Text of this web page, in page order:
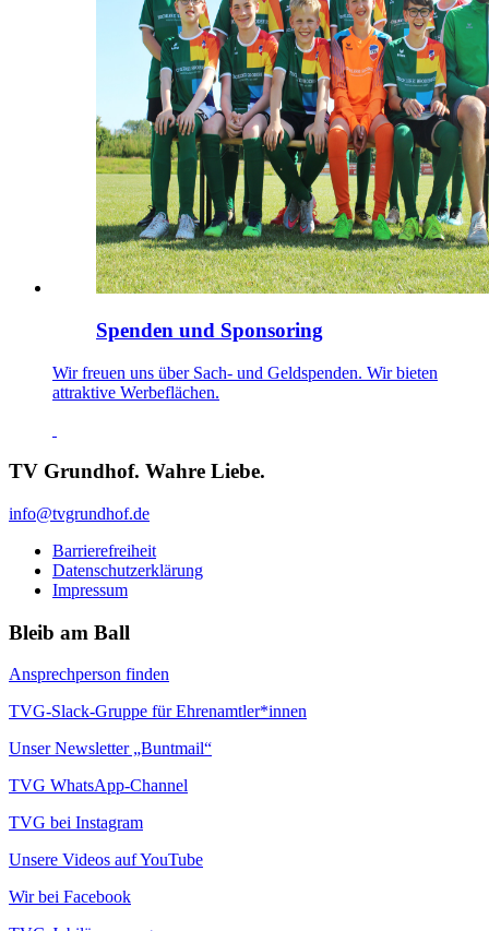
Spenden und Sponsoring
Wir freuen uns über Sach- und Geldspenden. Wir bieten
attraktive Werbeflächen.
TV Grundhof. Wahre Liebe.
info@tvgrundhof.de
Barrierefreiheit
Datenschutzerklärung
Impressum
Bleib am Ball
Ansprechperson finden
TVG-Slack-Gruppe für Ehrenamtler*innen
Unser Newsletter „Buntmail“
TVG WhatsApp-Channel
TVG bei Instagram
Unsere Videos auf YouTube
Wir bei Facebook